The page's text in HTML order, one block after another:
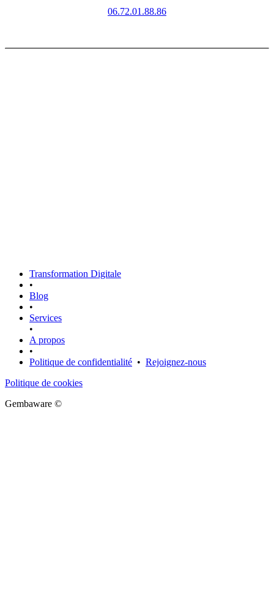
06.72.01.88.86
Transformation Digitale
•
Blog
•
Services
•
A propos
•
Politique de confidentialité • Rejoignez-nous
Politique de cookies
Gembaware ©